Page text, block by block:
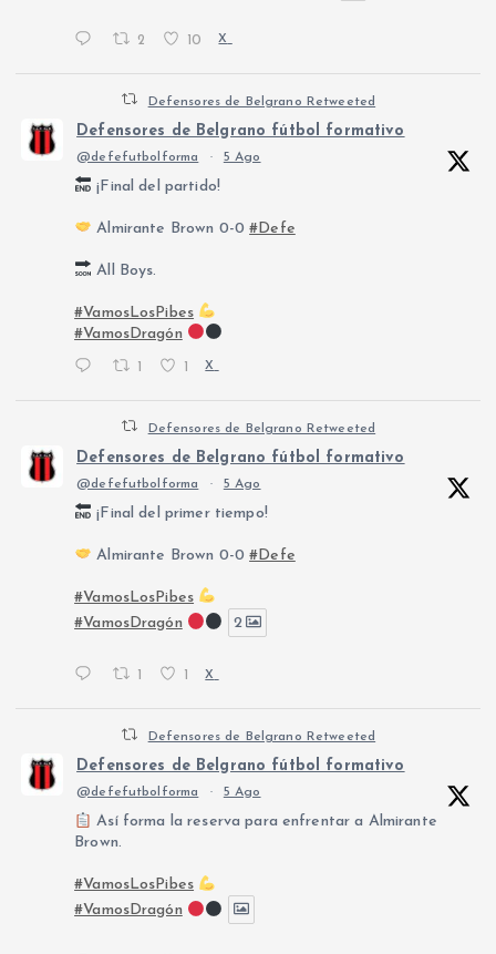
2 10 X
Defensores de Belgrano Retweeted
Defensores de Belgrano fútbol formativo
@defefutbolforma · 5 Ago
¡Final del partido!
Almirante Brown 0-0#Defe
All Boys.
#VamosLosPibes
#VamosDragón
1 1 X
Defensores de Belgrano Retweeted
Defensores de Belgrano fútbol formativo
@defefutbolforma · 5 Ago
¡Final del primer tiempo!
Almirante Brown 0-0#Defe
#VamosLosPibes
#VamosDragón
2
X
Defensores de Belgrano Retweeted
Defensores de Belgrano fútbol formativo
@defefutbolforma · 5 Ago
Así forma la reserva para enfrentar a Almirante
Brown.
#VamosLosPibes
#VamosDragón